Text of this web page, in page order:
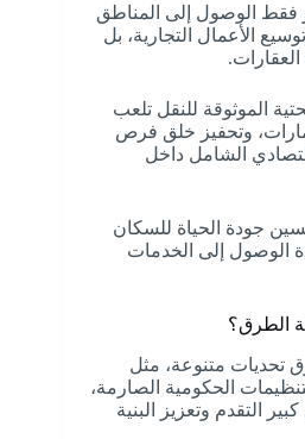
الوصول إلى المناطق
الأعمال التجارية، بل
الموثوقة للنقل تلعب
وتحفيز خلق فرص
الشامل داخل
جودة الحياة للسكان
الوصول إلى الخدمات
الطرق؟
تحديات متنوعة، مثل
الحكومية الصارمة،
التقدم وتعزيز البنية